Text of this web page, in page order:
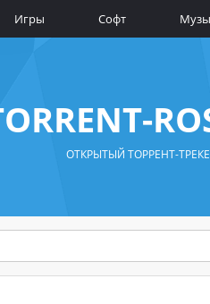
Игры Софт
ОТКРЫТЫЙ ТОРРЕНТ-